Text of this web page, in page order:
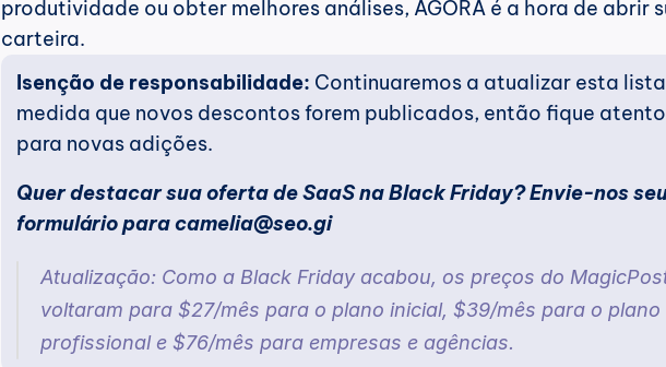
produtividade ou obter melhores análises, AGORA é a hora de abrir
carteira.
Isenção de responsabilidade: Continuaremos a atualizar esta
medida que novos descontos forem publicados, então fique atento
para novas adições.
Quer destacar sua oferta de SaaS na Black Friday? Envie-nos
formulário para camelia@seo.gi
Atualização: Como a Black Friday acabou, os preços do
voltaram para $27/mês para o plano inicial, $39/mês para o plano
profissional e $76/mês para empresas e agências.